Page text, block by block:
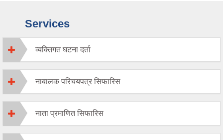
Services
व्यक्तिगत घटना दर्ता
नाबालक परिचयपत्र सिफारिस
नाता प्रमाणित सिफारिस